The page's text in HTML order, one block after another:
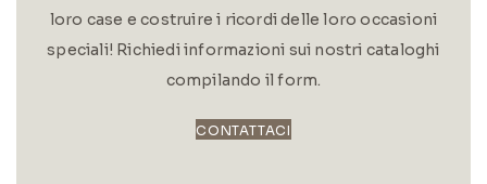
loro case e costruire i ricordi delle loro occasioni
speciali! Richiedi informazioni sui nostri cataloghi
compilando il form.
CONTATTACI